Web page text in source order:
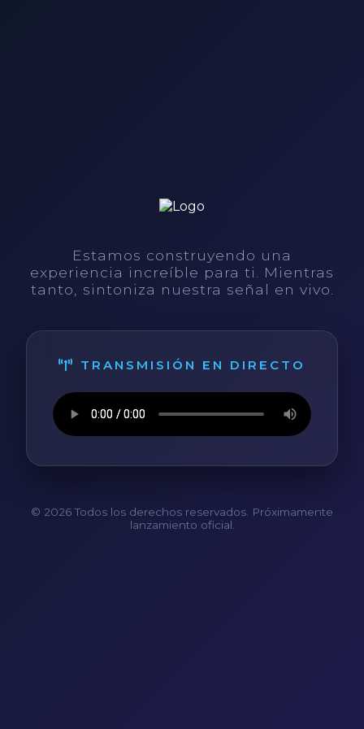
Estamos construyendo una
experiencia increíble para ti. Mientras
tanto, sintoniza nuestra señal en vivo.
TRANSMISIÓN EN DIRECTO
© 2026 Todos los derechos reservados. Próximamente
lanzamiento oficial.